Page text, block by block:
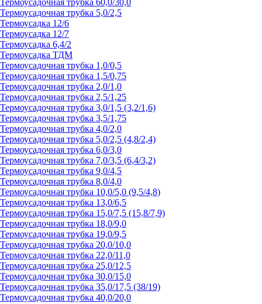
Термоусадочная трубка 60,0/30,0
Термоусадочная трубка 5,0/2,5
Термоусадка 12/6
Термоусадка 12/7
Термоусадка 6,4/2
Термоусадка ТДМ
Термоусадочная трубка 1,0/0,5
Термоусадочная трубка 1,5/0,75
Термоусадочная трубка 2,0/1,0
Термоусадочная трубка 2,5/1,25
Термоусадочная трубка 3,0/1,5 (3,2/1,6)
Термоусадочная трубка 3,5/1,75
Термоусадочная трубка 4,0/2,0
Термоусадочная трубка 5,0/2,5 (4,8/2,4)
Термоусадочная трубка 6,0/3,0
Термоусадочная трубка 7,0/3,5 (6,4/3,2)
Термоусадочная трубка 9,0/4,5
Термоусадочная трубка 8,0/4,0
Термоусадочная трубка 10,0/5,0 (9,5/4,8)
Термоусадочная трубка 13,0/6,5
Термоусадочная трубка 15,0/7,5 (15,8/7,9)
Термоусадочная трубка 18,0/9,0
Термоусадочная трубка 19,0/9,5
Термоусадочная трубка 20,0/10,0
Термоусадочная трубка 22,0/11,0
Термоусадочная трубка 25,0/12,5
Термоусадочная трубка 30,0/15,0
Термоусадочная трубка 35,0/17,5 (38/19)
Термоусадочная трубка 40,0/20,0